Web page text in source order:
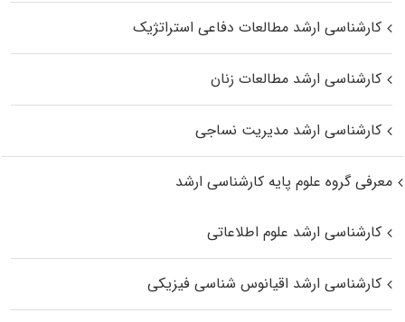
کارشناسی ارشد مطالعات دفاعی استراتژیک
کارشناسی ارشد مطالعات زنان
کارشناسی ارشد مدیریت نساجی
معرفی گروه علوم پایه کارشناسی ارشد
کارشناسی ارشد علوم اطلاعاتی
کارشناسی ارشد اقیانوس‌ شناسی فیزیکی